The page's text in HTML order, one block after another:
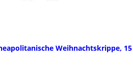
Weihnachtskrippe,